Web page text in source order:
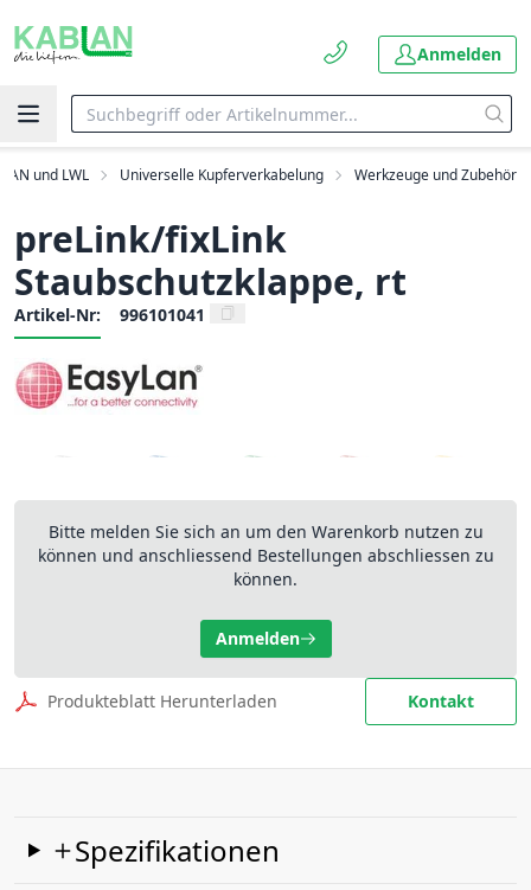
Anmelden
LAN und LWL Universelle Kupferverkabelung Werkzeuge und Zubehör
preLink/fixLink
Staubschutzklappe, rt
Artikel-Nr: 996101041
Bitte melden Sie sich an um den Warenkorb nutzen zu
können und anschliessend Bestellungen abschliessen zu
können.
Anmelden
Produkteblatt Herunterladen Kontakt
Spezifikationen